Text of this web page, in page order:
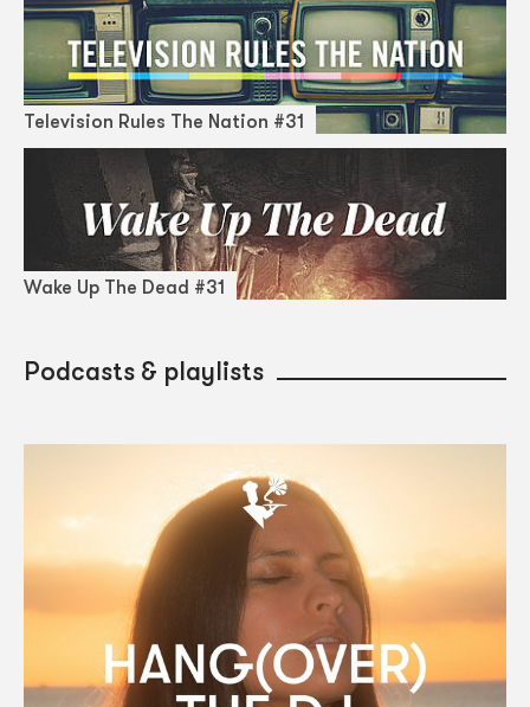
Television Rules The Nation #31
Wake Up The Dead #31
Podcasts & playlists